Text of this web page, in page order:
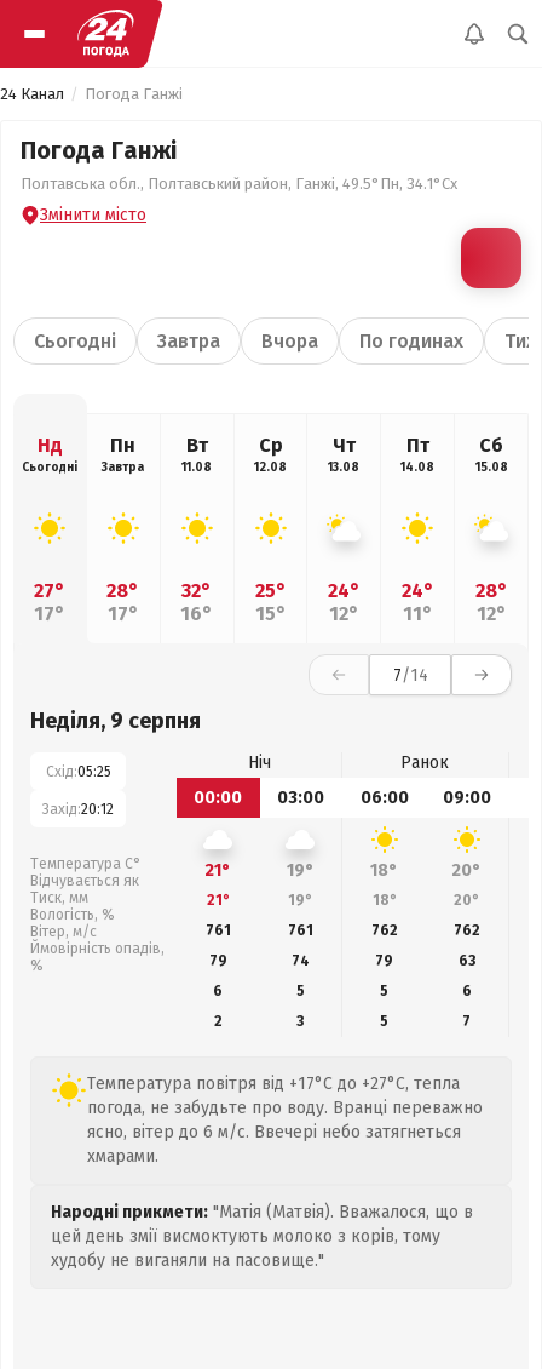
24 Канал Погода Ганжі
Погода Ганжі
Полтавська обл., Полтавський район, Ганжі, 49.5°Пн, 34.1°Сх
Змінити місто
Сьогодні Завтра Вчора По годинах
Нд
Сьогодні
27°
17°
Пн
Завтра
28°
17°
Вт
11.08
32°
16°
Ср
12.08
25°
15°
Чт
13.08
24°
12°
Пт
14.08
24°
11°
Сб
15.08
28°
12°
7/14
Неділя, 9 серпня
Схід:05:25
Захід:20:12
Температура С°
Відчувається як
Тиск, мм
Вологість, %
Вітер, м/с
Ймовірність опадів,
%
Ніч
Ранок
00:00
03:00 06:00 09:00
21° 19° 18° 20°
21° 19° 18° 20°
761
761 762 762
79
74 79
63
6
5 5
6
2
3 5 7
Температура повітря від +17°C до +27°C, тепла
погода, не забудьте про воду. Вранці переважно
ясно, вітер до 6 м/с. Ввечері небо затягнеться
хмарами.
Народні прикмети: "Матія (Матвія). Вважалося, що в
цей день змії висмоктують молоко з корів, тому
худобу не виганяли на пасовище."